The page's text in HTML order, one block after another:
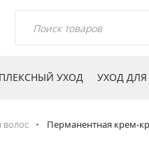
УХОД УХОД
волос Перманентная крем-